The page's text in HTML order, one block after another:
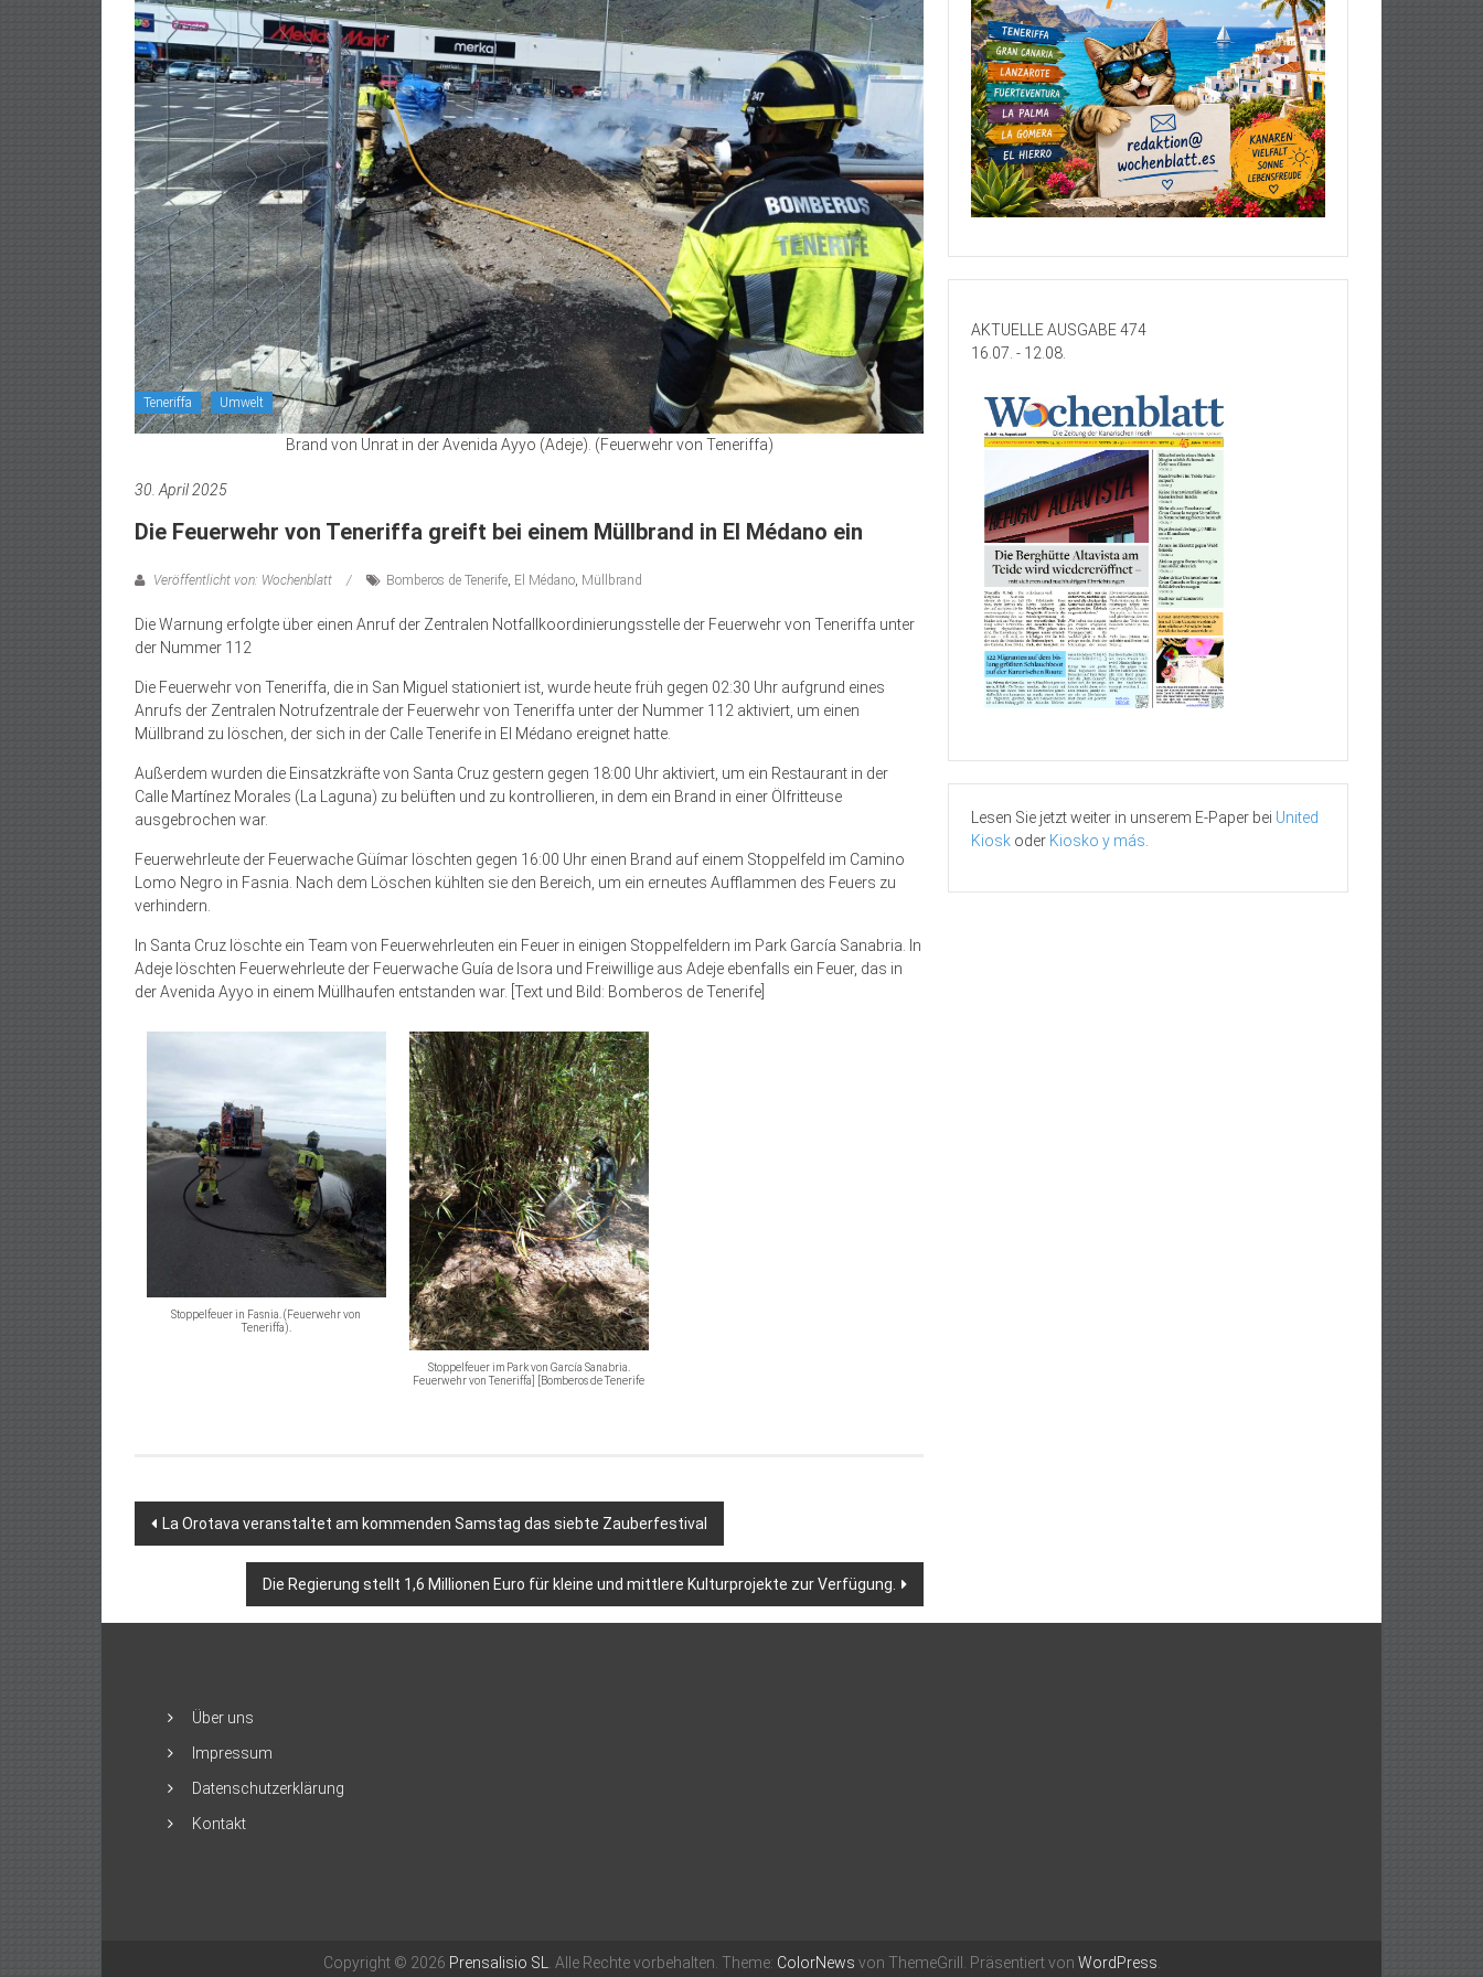
Teneriffa Umwelt
Brand von Unrat in der Avenida Ayyo (Adeje). (Feuerwehr von Teneriffa)
30. April 2025
Die Feuerwehr von Teneriffa greift bei einem Müllbrand in El Médano ein
Veröffentlicht von: Wochenblatt Bomberos de Tenerife, El Médano, Müllbrand
Die Warnung erfolgte über einen Anruf der Zentralen Notfallkoordinierungsstelle der Feuerwehr von Teneriffa unter
der Nummer 112
Die Feuerwehr von Teneriffa, die in San Miguel stationiert ist, wurde heute früh gegen 02:30 Uhr aufgrund eines
Anrufs der Zentralen Notrufzentrale der Feuerwehr von Teneriffa unter der Nummer 112 aktiviert, um einen
Müllbrand zu löschen, der sich in der Calle Tenerife in El Médano ereignet hatte.
Außerdem wurden die Einsatzkräfte von Santa Cruz gestern gegen 18:00 Uhr aktiviert, um ein Restaurant in der
Calle Martínez Morales (La Laguna) zu belüften und zu kontrollieren, in dem ein Brand in einer Ölfritteuse
ausgebrochen war.
Feuerwehrleute der Feuerwache Güímar löschten gegen 16:00 Uhr einen Brand auf einem Stoppelfeld im Camino
Lomo Negro in Fasnia. Nach dem Löschen kühlten sie den Bereich, um ein erneutes Aufflammen des Feuers zu
verhindern.
In Santa Cruz löschte ein Team von Feuerwehrleuten ein Feuer in einigen Stoppelfeldern im Park García Sanabria. In
Adeje löschten Feuerwehrleute der Feuerwache Guía de Isora und Freiwillige aus Adeje ebenfalls ein Feuer, das in
der Avenida Ayyo in einem Müllhaufen entstanden war. [Text und Bild: Bomberos de Tenerife]
Stoppelfeuer in Fasnia. (Feuerwehr von
Teneriffa).
Stoppelfeuer im Park von García Sanabria.
Feuerwehr von Teneriffa] [Bomberos de Tenerife
Beitragsnavigation
La Orotava veranstaltet am kommenden Samstag das siebte Zauberfestival
Die Regierung stellt 1,6 Millionen Euro für kleine und mittlere Kulturprojekte zur Verfügung.
AKTUELLE AUSGABE 474
16.07. - 12.08.
Lesen Sie jetzt weiter in unserem E-Paper bei United
Kiosk oder Kiosko y más
Über uns
Impressum
Datenschutzerklärung
Kontakt
Copyright © 2026 Prensalisio SL . Alle Rechte vorbehalten. Theme: ColorNews von ThemeGrill. Präsentiert von WordPress